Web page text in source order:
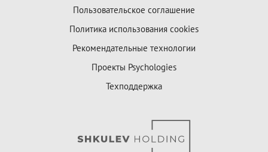
Пользовательское соглашение
Политика использования cookies
Рекомендательные технологии
Проекты Psychologies
Техподдержка